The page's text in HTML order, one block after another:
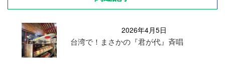
2026年4月5日
台湾で！まさかの『君が代』斉唱